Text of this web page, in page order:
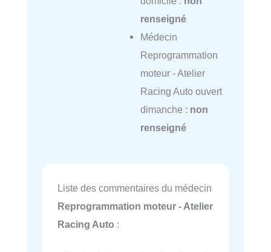
renseigné
Médecin
Reprogrammation
moteur - Atelier
Racing Auto ouvert
dimanche : non
renseigné
Liste des commentaires du médecin
Reprogrammation moteur - Atelier
Racing Auto :